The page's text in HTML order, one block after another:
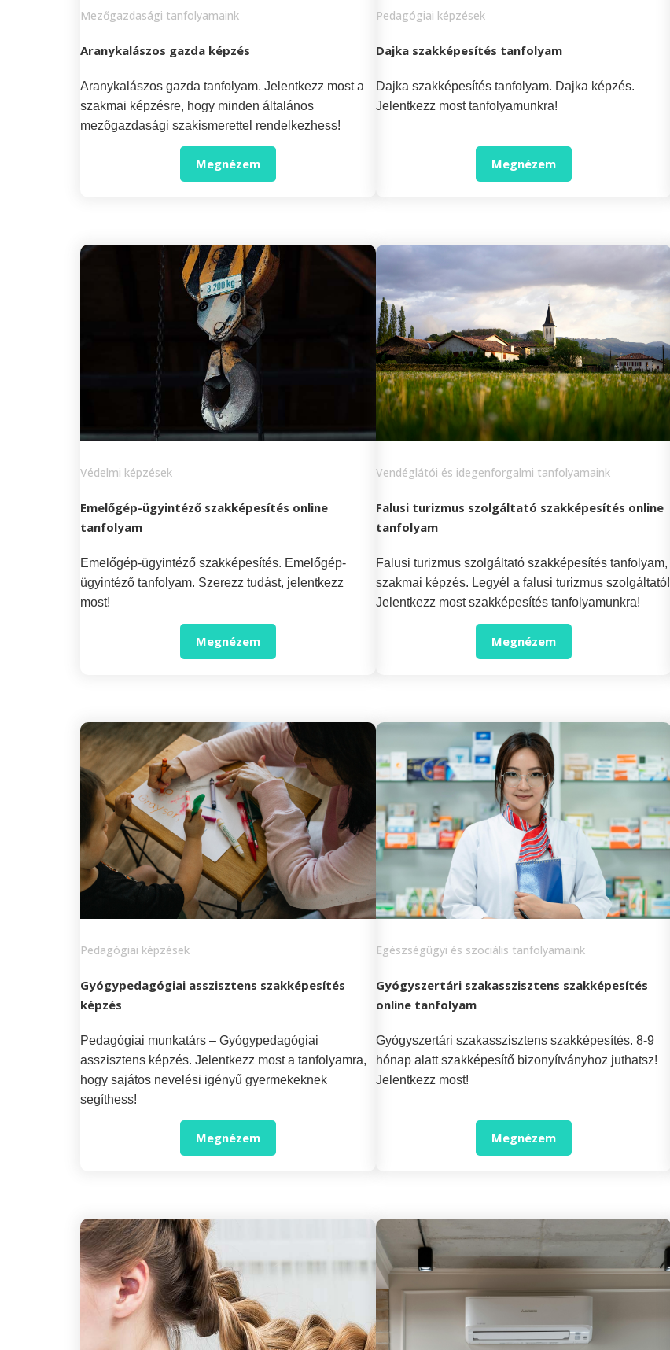
Mezőgazdasági tanfolyamaink
Aranykalászos gazda képzés
Aranykalászos gazda tanfolyam. Jelentkezz most a
szakmai képzésre, hogy minden általános
mezőgazdasági szakismerettel rendelkezhess!
Megnézem
Pedagógiai képzések
Dajka szakképesítés tanfolyam
Dajka szakképesítés tanfolyam. Dajka képzés.
Jelentkezz most tanfolyamunkra!
Megnézem
Védelmi képzések
Emelőgép-ügyintéző szakképesítés online
tanfolyam
Emelőgép-ügyintéző szakképesítés. Emelőgép-
ügyintéző tanfolyam. Szerezz tudást, jelentkezz
most!
Megnézem
Vendéglátói és idegenforgalmi tanfolyamaink
Falusi turizmus szolgáltató szakképesítés online
tanfolyam
Falusi turizmus szolgáltató szakképesítés tanfolyam,
szakmai képzés. Legyél a falusi turizmus szolgáltató!
Jelentkezz most szakképesítés tanfolyamunkra!
Megnézem
Pedagógiai képzések
Gyógypedagógiai asszisztens szakképesítés
képzés
Pedagógiai munkatárs – Gyógypedagógiai
asszisztens képzés. Jelentkezz most a tanfolyamra,
hogy sajátos nevelési igényű gyermekeknek
segíthess!
Megnézem
Egészségügyi és szociális tanfolyamaink
Gyógyszertári szakasszisztens szakképesítés
online tanfolyam
Gyógyszertári szakasszisztens szakképesítés. 8-9
hónap alatt szakképesítő bizonyítványhoz juthatsz!
Jelentkezz most!
Megnézem